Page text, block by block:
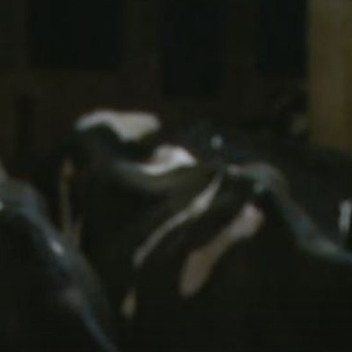
+
Pašnjaci izgorjeli od vrućina, ugroženo tisuću grla